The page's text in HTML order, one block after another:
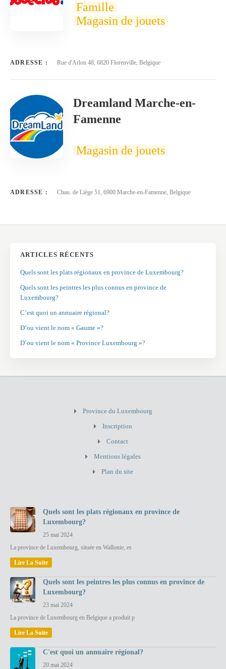
Famille
Magasin de jouets
ADRESSE : Rue d'Arlon 48, 6820 Florenville, Belgique
Dreamland Marche-en-
Famenne
Magasin de jouets
ADRESSE : Chau. de Liège 51, 6900 Marche-en-Famenne, Belgique
ARTICLES RÉCENTS
Quels sont les plats régionaux en province de Luxembourg?
Quels sont les peintres les plus connus en province de
Luxembourg?
C’est quoi un annuaire régional?
D’ou vient le nom « Gaume »?
D’ou vient le nom « Province Luxembourg »?
Province du Luxembourg
Inscription
Contact
Mentions légales
Plan du site
Quels sont les plats régionaux en province de
Luxembourg?
25 mai 2024
La province de Luxembourg, située en Wallonie, es
Lire La Suite
Quels sont les peintres les plus connus en province de
Luxembourg?
23 mai 2024
La province de Luxembourg en Belgique a produit p
Lire La Suite
C'est quoi un annuaire régional?
20 mai 2024